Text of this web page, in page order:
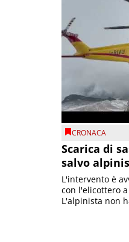
CRONACA
Scarica di
salvo
L'intervento è
con l'elicottero
L'alpinista non